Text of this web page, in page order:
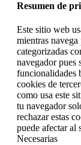
Resumen de
Este sitio web
mientras
categorizadas
navegador pues
funcionalidades
cookies de
como usa este
tu navegador
rechazar estas
puede afectar al
Necesarias